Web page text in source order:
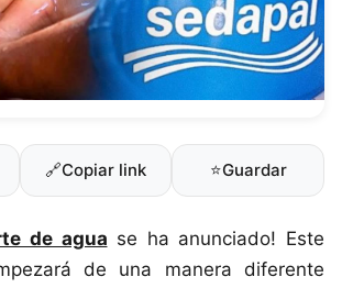
🔗Copiar link ⭐Guardar
de agua se ha anunciado! Este
de una manera diferente